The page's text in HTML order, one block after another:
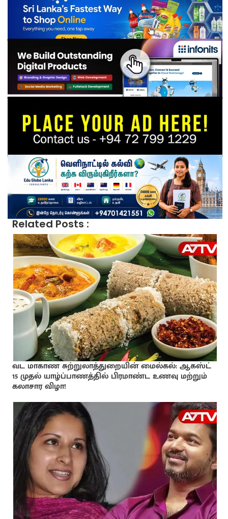
Related Posts :
வட மாகாண சுற்றுலாத்துறையின் மைல்கல்: ஆகஸ்ட்
15 முதல் யாழ்ப்பாணத்தில் பிரமாண்ட உணவு மற்றும்
கலாசார விழா!